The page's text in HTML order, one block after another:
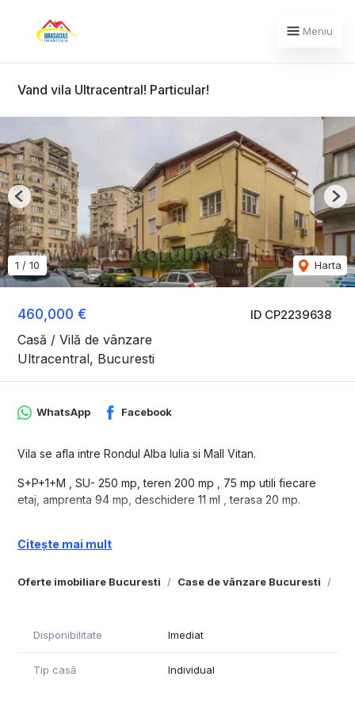
Meniu
Vand vila Ultracentral! Particular!
ID CP2239638
460,000 €
Casă / Vilă de vânzare
Ultracentral, Bucuresti
1 / 10 Harta
Previous
Oferte imobiliare Bucuresti Case de vânzare Bucuresti
WhatsApp Facebook
Vila se afla intre Rondul Alba Iulia si Mall Vitan.
S+P+1+M , SU- 250 mp, teren 200 mp , 75 mp utili fiecare
etaj, amprenta 94 mp, deschidere 11 ml , terasa 20 mp.
etaj, dand posibilitatea de a locui 2 familii.
living, baie, bucatarie, debara. Cel de la etaj are si balcon.
La mansarda sunt 3 camere micute (pot fi folosite drept
space(poate fi folosit ca sala de sport).
Citește mai mult
Disponibilitate Imediat
Tip casă Individual